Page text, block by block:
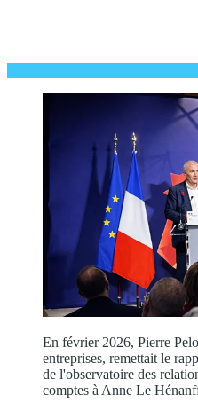
En février 2026, Pierre
entreprises, remettait le
de l'observatoire des
comptes à Anne Le